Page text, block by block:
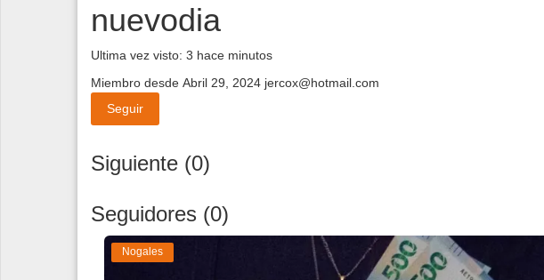
nuevodia
Ultima vez visto: 3 hace minutos
Miembro desde Abril 29, 2024 jercox@hotmail.com
Seguir
Siguiente (0)
Seguidores (0)
Nogales